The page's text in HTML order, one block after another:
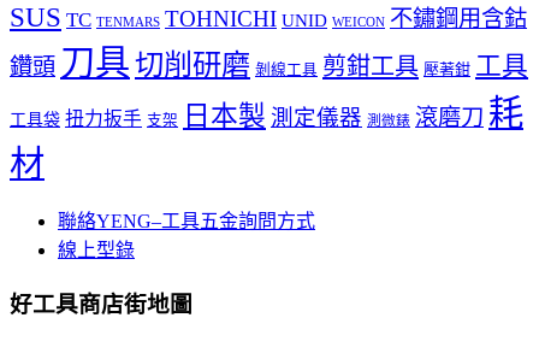
SUS TC TENMARS TOHNICHI UNID WEICON 不鏽鋼用含鈷
鑽頭 刀具切削研磨 剝線工具 剪鉗工具 壓著鉗 工具
工具袋 扭力扳手 支架 日本製 測定儀器 測微錶 滾磨刀 耗
材
聯絡YENG–工具五金詢問方式
線上型錄
好工具商店街地圖